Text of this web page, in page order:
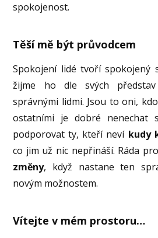
spokojenost.
Těší mě být průvodcem
Spokojení lidé tvoří spokojený
žijme ho dle svých
správnými lidmi. Jsou to oni,
ostatními je dobré nenechat
podporovat ty, kteří neví kudy
co jim už nic nepřináší. Ráda
změny, když nastane ten
novým možnostem.
Vítejte v mém prostoru…